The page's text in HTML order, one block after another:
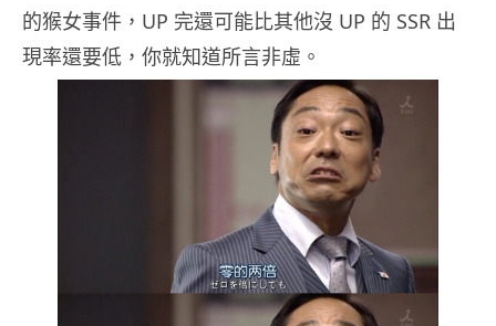
的猴女事件，UP 完還可能比其他沒 UP 的 SSR 出
現率還要低，你就知道所言非虛。